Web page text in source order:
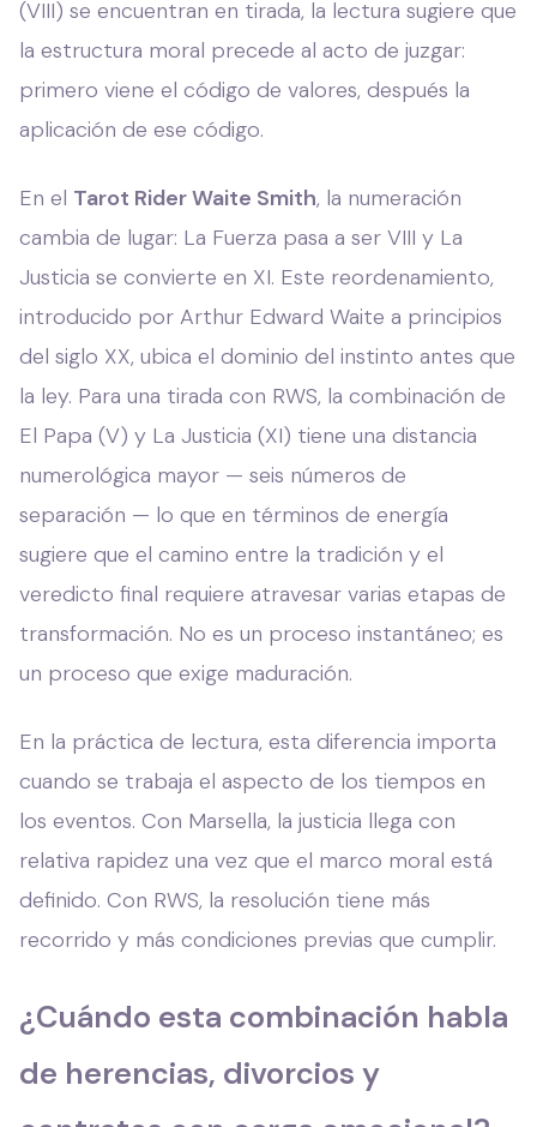
(VIII) se encuentran en tirada, la lectura sugiere que
la estructura moral precede al acto de juzgar:
primero viene el código de valores, después la
aplicación de ese código.
En el Tarot Rider Waite Smith, la numeración
cambia de lugar: La Fuerza pasa a ser VIII y La
Justicia se convierte en XI. Este reordenamiento,
introducido por Arthur Edward Waite a principios
del siglo XX, ubica el dominio del instinto antes que
la ley. Para una tirada con RWS, la combinación de
El Papa (V) y La Justicia (XI) tiene una distancia
numerológica mayor — seis números de
separación — lo que en términos de energía
sugiere que el camino entre la tradición y el
veredicto final requiere atravesar varias etapas de
transformación. No es un proceso instantáneo; es
un proceso que exige maduración.
En la práctica de lectura, esta diferencia importa
cuando se trabaja el aspecto de los tiempos en
los eventos. Con Marsella, la justicia llega con
relativa rapidez una vez que el marco moral está
definido. Con RWS, la resolución tiene más
recorrido y más condiciones previas que cumplir.
¿Cuándo esta combinación habla
de herencias, divorcios y